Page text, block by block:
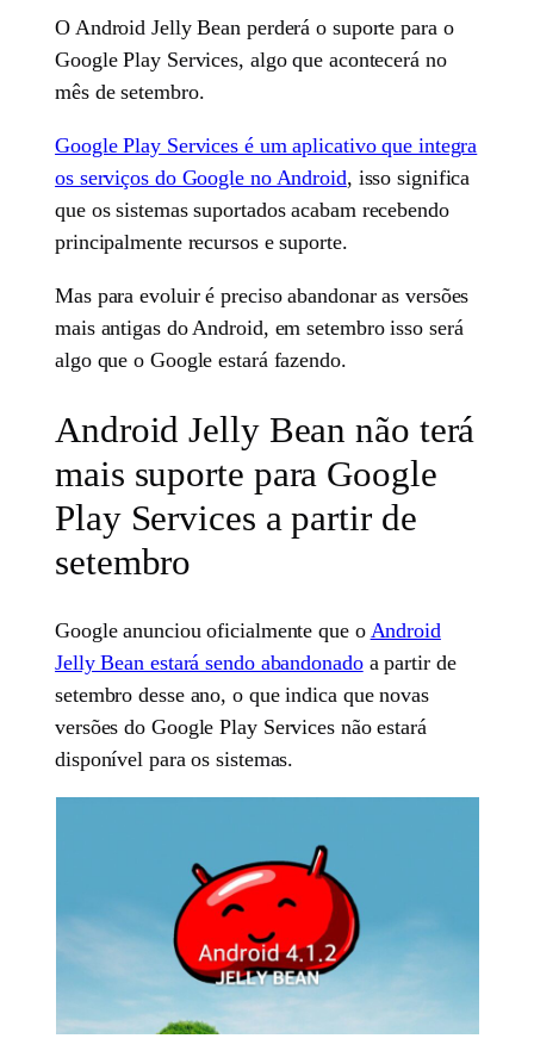
O Android Jelly Bean perderá o suporte para o
Google Play Services, algo que acontecerá no
mês de setembro.
Google Play Services é um aplicativo que integra
os serviços do Google no Android, isso significa
que os sistemas suportados acabam recebendo
principalmente recursos e suporte.
Mas para evoluir é preciso abandonar as versões
mais antigas do Android, em setembro isso será
algo que o Google estará fazendo.
Android Jelly Bean não terá
mais suporte para Google
Play Services a partir de
setembro
Google anunciou oficialmente que o Android
Jelly Bean estará sendo abandonadoa partir de
setembro desse ano, o que indica que novas
versões do Google Play Services não estará
disponível para os sistemas.